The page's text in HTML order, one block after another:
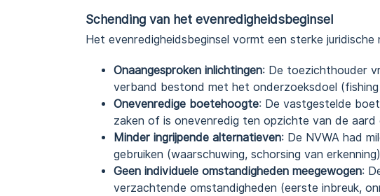
Schending van het evenredigheidsbeginsel
Het evenredigheidsbeginsel vormt een sterke juridische
Onaangesproken inlichtingen: De toezichthouder
verband bestond met het onderzoeksdoel
Onevenredige boetehoogte: De vastgestelde
zaken of is onevenredig ten opzichte van de
Minder ingrijpende alternatieven: De NVWA had
gebruiken (waarschuwing, schorsing van erkenning)
Geen individuele omstandigheden meegewogen:
verzachtende omstandigheden (eerste inbreuk,